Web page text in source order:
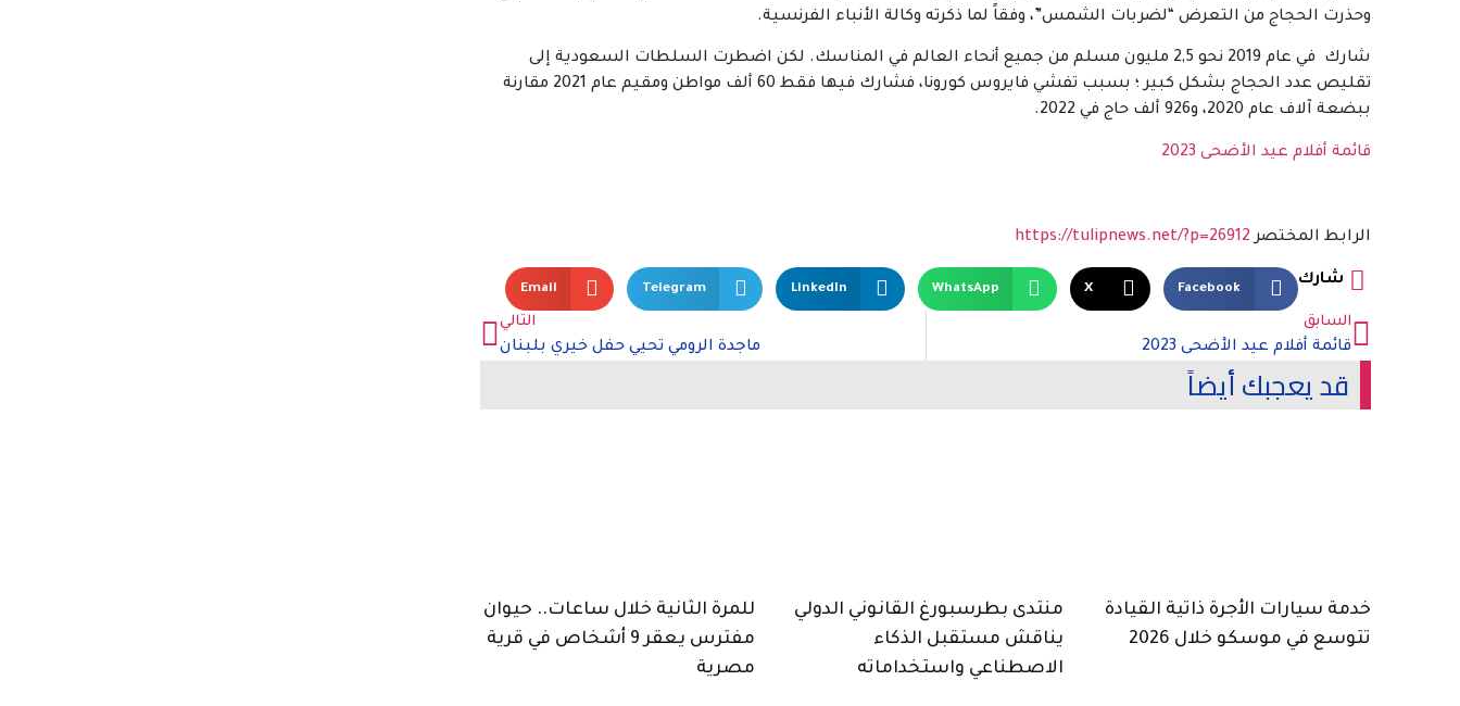
وحذرت الحجاج من التعرض “لضربات الشمس”، وفقاً لما ذكرته وكالة الأنباء الفرنسية.
شارك في عام 2019 نحو 2,5 مليون مسلم من جميع أنحاء العالم في المناسك. لكن اضطرت السلطات السعودية إلى
تقليص عدد الحجاج بشكل كبير ؛ بسبب تفشي فايروس كورونا، فشارك فيها فقط 60 ألف مواطن ومقيم عام 2021 مقارنة
ببضعة آلاف عام 2020، و926 ألف حاج في 2022.
قائمة أفلام عيد الأضحى 2023
الرابط المختصرhttps://tulipnews.net/?p=26912
شارك
Facebook
X
WhatsApp
LinkedIn
Telegram
Email
السابق
قائمة أفلام عيد الأضحى 2023
التالي
ماجدة الرومي تحيي حفل خيري بلبنان
قد يعجبك أيضاً
خدمة سيارات الأجرة ذاتية القيادة
تتوسع في موسكو خلال 2026
منتدى بطرسبورغ القانوني الدولي
يناقش مستقبل الذكاء
الاصطناعي واستخداماته
للمرة الثانية خلال ساعات.. حيوان
مفترس يعقر 9 أشخاص في قرية
مصرية